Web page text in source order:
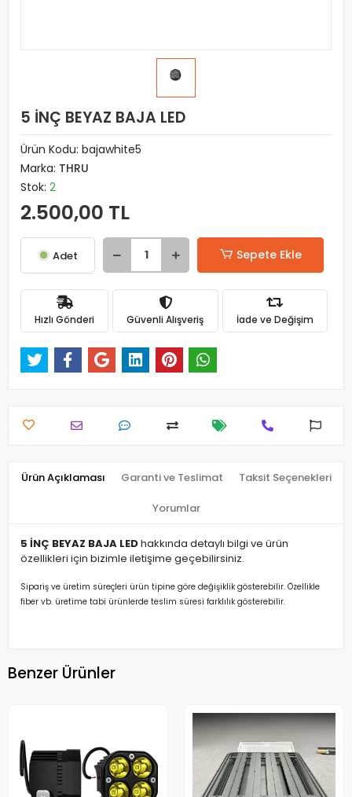
5 İNÇ BEYAZ BAJA LED
Ürün Kodu: bajawhite5
Marka: THRU
Stok: 2
2.500,00 TL
Adet Sepete Ekle
Hızlı Gönderi Güvenli Alışveriş İade ve Değişim
Ürün Açıklaması Garanti ve Teslimat Taksit Seçenekleri
Yorumlar
5 İNÇ BEYAZ BAJA LEDhakkında detaylı bilgi ve ürün
özellikleri için bizimle iletişime geçebilirsiniz.
Sipariş ve üretim süreçleri ürün tipine göre değişiklik gösterebilir. Özellikle
fiber vb. üretime tabi ürünlerde teslim süresi farklılık gösterebilir.
Benzer Ürünler